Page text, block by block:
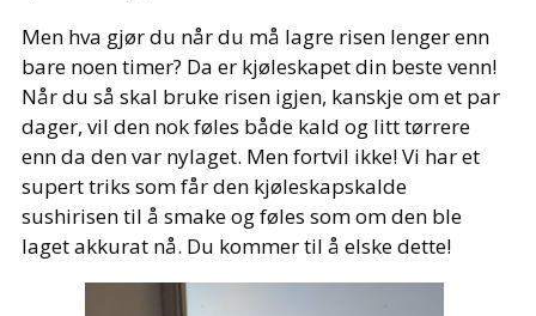
Men hva gjør du når du må lagre risen lenger enn
bare noen timer? Da er kjøleskapet din beste venn!
Når du så skal bruke risen igjen, kanskje om et par
dager, vil den nok føles både kald og litt tørrere
enn da den var nylaget. Men fortvil ikke! Vi har et
supert triks som får den kjøleskapskalde
sushirisen til å smake og føles som om den ble
laget akkurat nå. Du kommer til å elske dette!